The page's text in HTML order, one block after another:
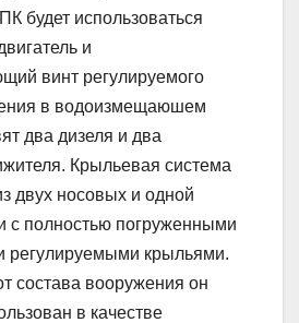
будет использоваться
и
винт регулируемого
в водоизмещаюшем
два дизеля и два
Крыльевая система
двух носовых и одной
с полностью погруженными
регулируемыми крыльями.
состава вооружения он
в качестве